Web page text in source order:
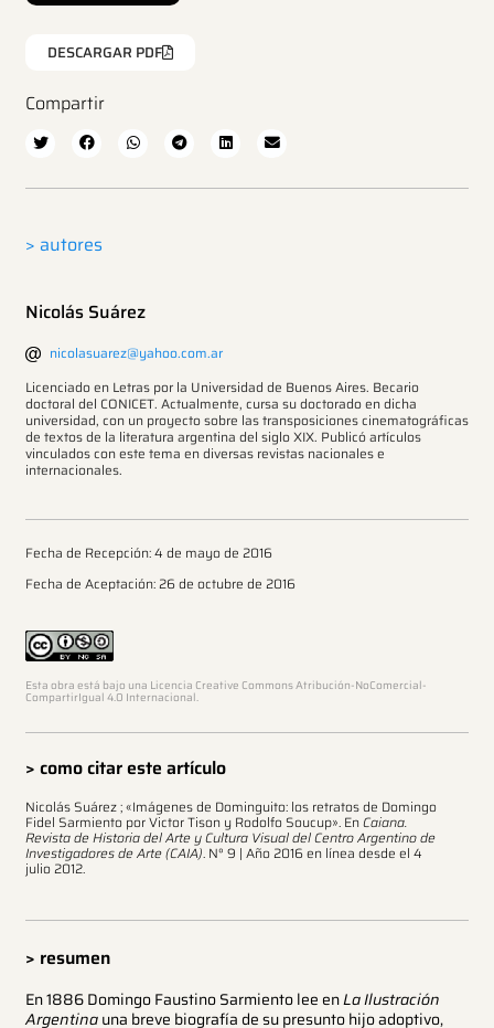
DESCARGAR PDF
Compartir
> autores
Nicolás Suárez
nicolasuarez@yahoo.com.ar
Licenciado en Letras por la Universidad de Buenos Aires. Becario
doctoral del CONICET. Actualmente, cursa su doctorado en dicha
universidad, con un proyecto sobre las transposiciones cinematográficas
de textos de la literatura argentina del siglo XIX. Publicó artículos
vinculados con este tema en diversas revistas nacionales e
internacionales.
Fecha de Recepción: 4 de mayo de 2016
Fecha de Aceptación: 26 de octubre de 2016
Esta obra está bajo una Licencia Creative Commons Atribución-NoComercial-
CompartirIgual 4.0 Internacional.
> como citar este artículo
Nicolás Suárez ; «Imágenes de Dominguito: los retratos de Domingo
Fidel Sarmiento por Victor Tison y Rodolfo Soucup». EnCaiana.
Revista de Historia del Arte y Cultura Visual del Centro Argentino de
Investigadores de Arte (CAIA). N° 9 | Año 2016 en línea desde el 4
julio 2012.
> resumen
En 1886 Domingo Faustino Sarmiento lee enLa Ilustración
Argentinauna breve biografía de su presunto hijo adoptivo,